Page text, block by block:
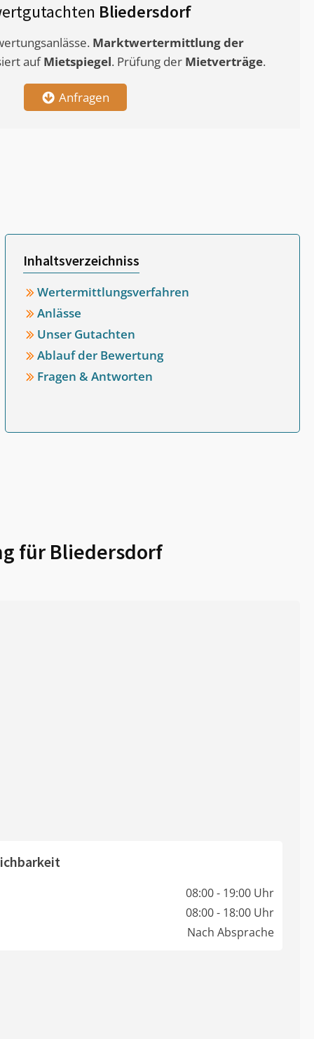
Bliedersdorf
Marktwertermittlungder
aufMietspiegel. Prüfung der Mietverträge.
Anfragen
Inhaltsverzeichniss
Wertermittlungsverfahren
Anlässe
Unser Gutachten
Ablauf der Bewertung
Fragen & Antworten
für Bliedersdorf
08:00 - 19:00 Uhr
08:00 - 18:00 Uhr
Nach Absprache